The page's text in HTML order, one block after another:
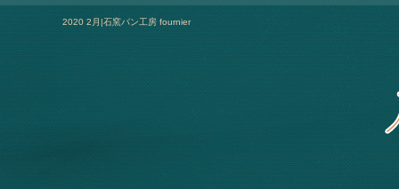
2020 2月|石窯パン工房 fournier